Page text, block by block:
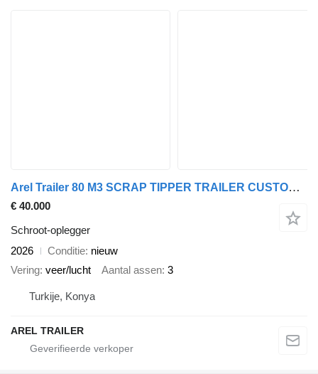
Arel Trailer 80 M3 SCRAP TIPPER TRAILER CUSTOMIZE HARDOX
€ 40.000
Schroot-oplegger
2026
Conditie nieuw
Vering veer/lucht Aantal assen 3
Turkije, Konya
AREL TRAILER